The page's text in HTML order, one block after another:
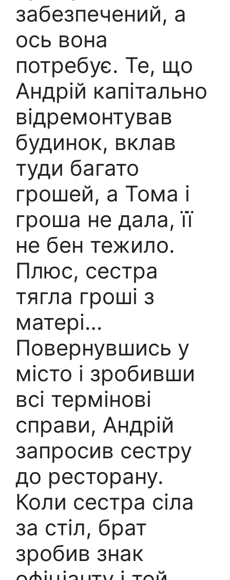
забезпечений, а
ось вона
потребує. Те, що
Андрій капітально
відремонтував
будинок, вклав
туди багато
грошей, а Тома і
гроша не дала, її
не бен тежило.
Плюс, сестра
тягла гроші з
матері…
Повернувшись у
місто і зробивши
всі термінові
справи, Андрій
запросив сестру
до ресторану.
Коли сестра сіла
за стіл, брат
зробив знак